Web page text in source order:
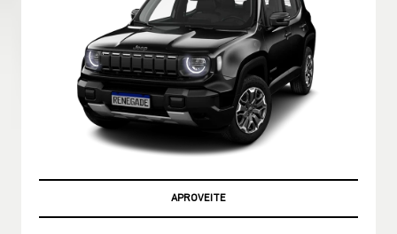
APROVEITE
PESSOA FÍSICA